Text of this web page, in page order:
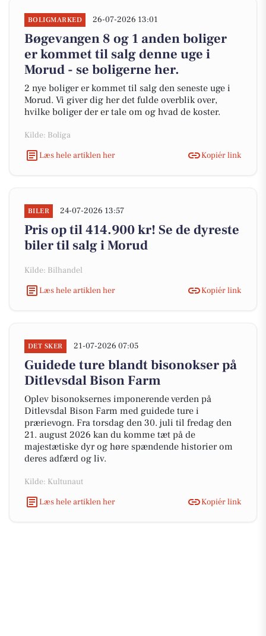
BOLIGMARKED 26-07-2026 13:01
Bøgevangen 8 og 1 anden boliger
er kommet til salg denne uge i
Morud - se boligerne her.
2 nye boliger er kommet til salg den seneste uge i
Morud. Vi giver dig her det fulde overblik over,
hvilke boliger der er tale om og hvad de koster.
Kilde: Boliga
Læs hele artiklen her
Kopiér link
BILER 24-07-2026 13:57
Pris op til 414.900 kr! Se de dyreste
biler til salg i Morud
Kilde: Bilhandel
Læs hele artiklen her
Kopiér link
DET SKER 21-07-2026 07:05
Guidede ture blandt bisonokser på
Ditlevsdal Bison Farm
Oplev bisonoksernes imponerende verden på
Ditlevsdal Bison Farm med guidede ture i
prærievogn. Fra torsdag den 30. juli til fredag den
21. august 2026 kan du komme tæt på de
majestætiske dyr og høre spændende historier om
deres adfærd og liv.
Kilde: Kultunaut
Læs hele artiklen her
Kopiér link